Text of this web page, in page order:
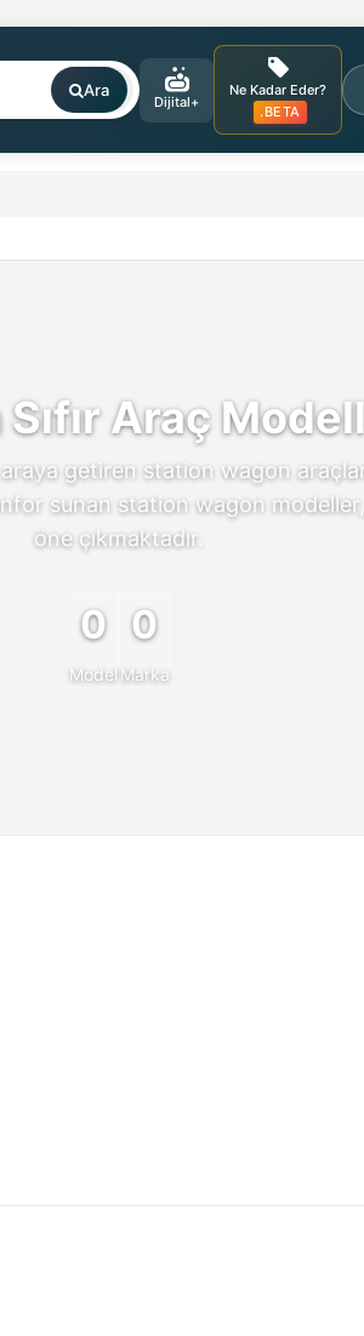
Ara
Dijital+
Ne Kadar Eder?
.BETA
Araç
getiren station wagon
sunan station wagon
öne çıkmaktadır.
0
Model
0
Marka